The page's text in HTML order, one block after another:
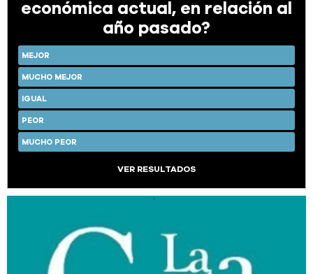
económica actual, en relación al
año pasado?
MEJOR
MUCHO MEJOR
IGUAL
PEOR
MUCHO PEOR
VER RESULTADOS